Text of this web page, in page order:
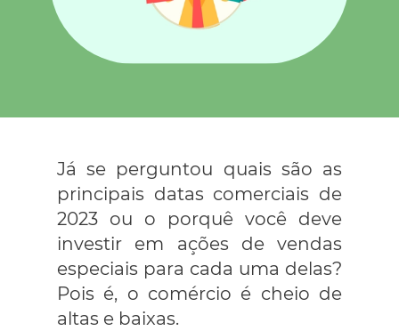
Já se perguntou quais são as
principais datas comerciais de
2023 ou o porquê você deve
investir em ações de vendas
especiais para cada uma delas?
Pois é, o comércio é cheio de
altas e baixas.